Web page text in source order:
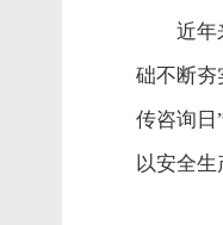
近年
础不断夯
传咨询日
以安全生